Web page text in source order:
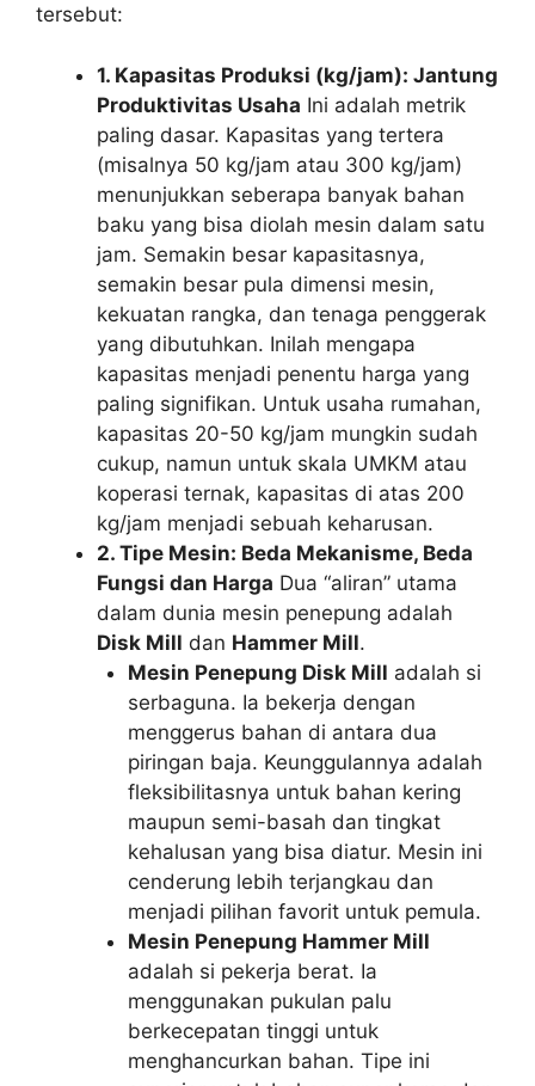
tersebut:
1. Kapasitas Produksi (kg/jam): Jantung
Produktivitas Usaha Ini adalah metrik
paling dasar. Kapasitas yang tertera
(misalnya 50 kg/jam atau 300 kg/jam)
menunjukkan seberapa banyak bahan
baku yang bisa diolah mesin dalam satu
jam. Semakin besar kapasitasnya,
semakin besar pula dimensi mesin,
kekuatan rangka, dan tenaga penggerak
yang dibutuhkan. Inilah mengapa
kapasitas menjadi penentu harga yang
paling signifikan. Untuk usaha rumahan,
kapasitas 20-50 kg/jam mungkin sudah
cukup, namun untuk skala UMKM atau
koperasi ternak, kapasitas di atas 200
kg/jam menjadi sebuah keharusan.
2. Tipe Mesin: Beda Mekanisme, Beda
Fungsi dan Harga Dua “aliran” utama
dalam dunia mesin penepung adalah
Disk Mill dan Hammer Mill.
Mesin Penepung Disk Mill adalah si
serbaguna. Ia bekerja dengan
menggerus bahan di antara dua
piringan baja. Keunggulannya adalah
fleksibilitasnya untuk bahan kering
maupun semi-basah dan tingkat
kehalusan yang bisa diatur. Mesin ini
cenderung lebih terjangkau dan
menjadi pilihan favorit untuk pemula.
Mesin Penepung Hammer Mill
adalah si pekerja berat. Ia
menggunakan pukulan palu
berkecepatan tinggi untuk
menghancurkan bahan. Tipe ini